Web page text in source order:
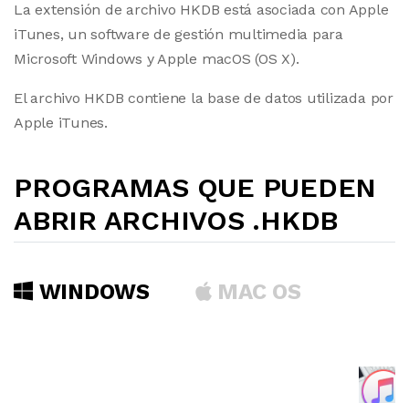
La extensión de archivo HKDB está asociada con Apple
iTunes, un software de gestión multimedia para
Microsoft Windows y Apple macOS (OS X).
El archivo HKDB contiene la base de datos utilizada por
Apple iTunes.
PROGRAMAS QUE PUEDEN
ABRIR ARCHIVOS .HKDB
WINDOWS MAC OS